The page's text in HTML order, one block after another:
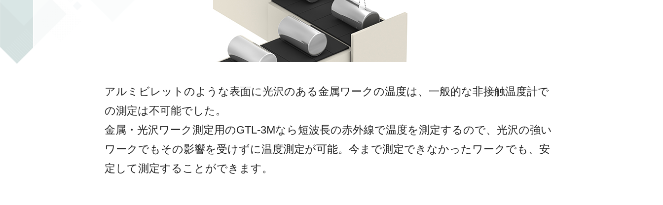
アルミビレットのような表面に光沢のある金属ワークの温度は、一般的な非接触温度計で
の測定は不可能でした。
金属・光沢ワーク測定用のGTL-3Mなら短波長の赤外線で温度を測定するので、光沢の強い
ワークでもその影響を受けずに温度測定が可能。今まで測定できなかったワークでも、安
定して測定することができます。